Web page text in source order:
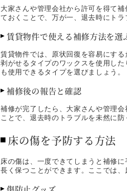
大家さんや管理会社から許可を得て
ておくことで、万が一、退去時にト
賃貸物件で使える補修方法を選
賃貸物件では、原状回復を容易にす
剥がせるタイプのワックスを使用し
も使用できるタイプを選びましょう。
補修後の報告と確認
補修が完了したら、大家さんや管理
ことで、退去時のトラブルを未然に
床の傷を予防する方法
床の傷は、一度できてしまうと補修
長く保つことができます。ここでは